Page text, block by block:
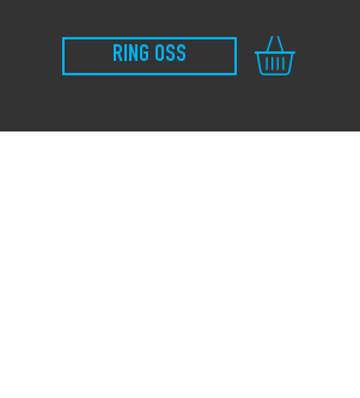
RING OSS